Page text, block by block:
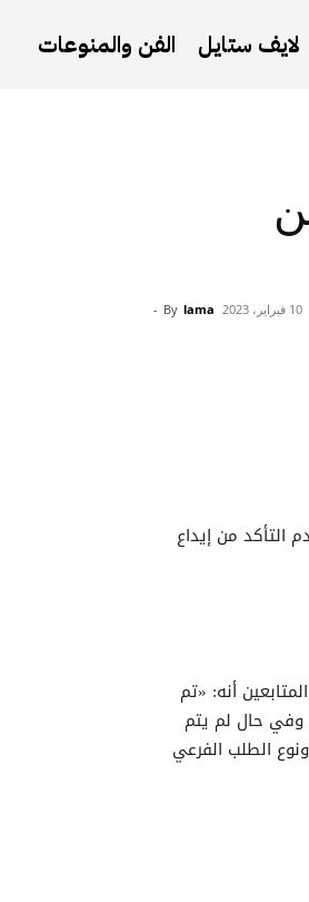
لايف ستايل الفن والمنوعات
By lama
- 10 فبراير، 2023
التأكد من إيداع
أنه: «تم
وفي حال لم يتم
الطلب الفرعي